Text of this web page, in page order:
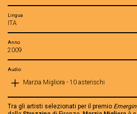
Lingua
ITA
Anno
2009
Audio
Marzia Migliora - 10 asterischi
Tra gli artisti selezionati per il premio